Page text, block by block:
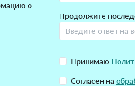
о
Продолжите
Принимаю
Согласен на